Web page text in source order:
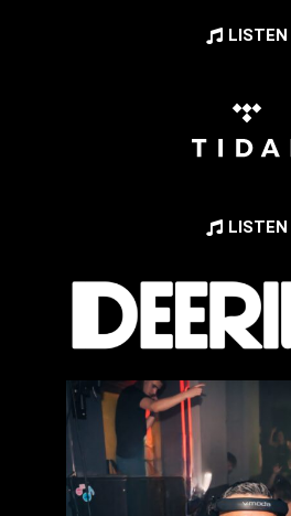
LISTEN
LISTEN